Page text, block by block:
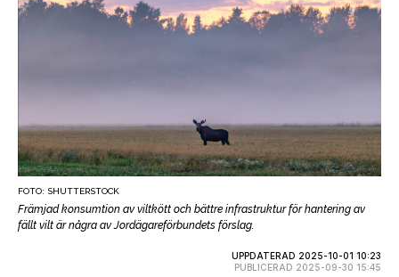
FOTO: SHUTTERSTOCK
Främjad konsumtion av viltkött och bättre infrastruktur för hantering av
fällt vilt är några av Jordägareförbundets förslag.
UPPDATERAD 2025-10-01 10:23
PUBLICERAD 2025-09-30 15:45